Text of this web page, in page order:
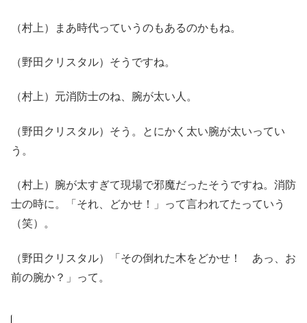
（村上）まあ時代っていうのもあるのかもね。
（野田クリスタル）そうですね。
（村上）元消防士のね、腕が太い人。
（野田クリスタル）そう。とにかく太い腕が太いってい
う。
（村上）腕が太すぎて現場で邪魔だったそうですね。消防
士の時に。「それ、どかせ！」って言われてたっていう
（笑）。
（野田クリスタル）「その倒れた木をどかせ！ あっ、お
前の腕か？」って。